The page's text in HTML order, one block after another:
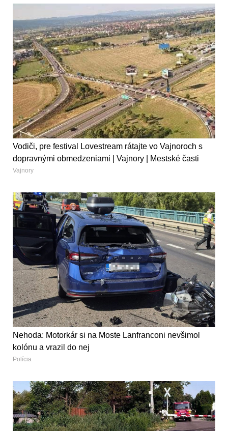
Vodiči, pre festival Lovestream rátajte vo Vajnoroch s
dopravnými obmedzeniami | Vajnory | Mestské časti
Vajnory
Nehoda: Motorkár si na Moste Lanfranconi nevšimol
kolónu a vrazil do nej
Polícia